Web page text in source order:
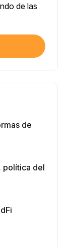
de las
de
política del